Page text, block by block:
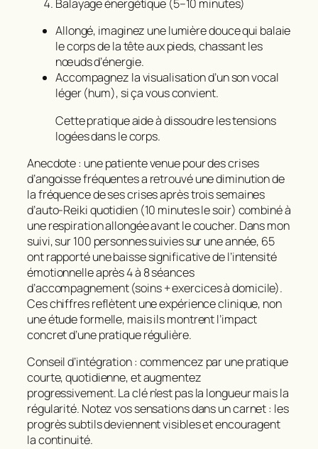
Balayage énergétique (5–10 minutes)
Allongé, imaginez une lumière douce qui balaie
le corps de la tête aux pieds, chassant les
nœuds d’énergie.
Accompagnez la visualisation d’un son vocal
léger (hum), si ça vous convient.
Cette pratique aide à dissoudre les tensions
logées dans le corps.
Anecdote : une patiente venue pour des crises
d’angoisse fréquentes a retrouvé une diminution de
la fréquence de ses crises après trois semaines
d’auto-Reiki quotidien (10 minutes le soir) combiné à
une respiration allongée avant le coucher. Dans mon
suivi, sur 100 personnes suivies sur une année, 65
ont rapporté une baisse significative de l’intensité
émotionnelle après 4 à 8 séances
d’accompagnement (soins + exercices à domicile).
Ces chiffres reflètent une expérience clinique, non
une étude formelle, mais ils montrent l’impact
concret d’une pratique régulière.
Conseil d’intégration : commencez par une pratique
courte, quotidienne, et augmentez
progressivement. La clé n’est pas la longueur mais la
régularité. Notez vos sensations dans un carnet : les
progrès subtils deviennent visibles et encouragent
la continuité.